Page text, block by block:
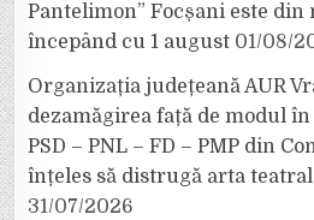
Pantelimon” Focșani este
începând cu 1 august 01/08/
Organizația județeană AUR
dezamăgirea față de modul
PSD – PNL – FD – PMP din
înțeles să distrugă arta
31/07/2026